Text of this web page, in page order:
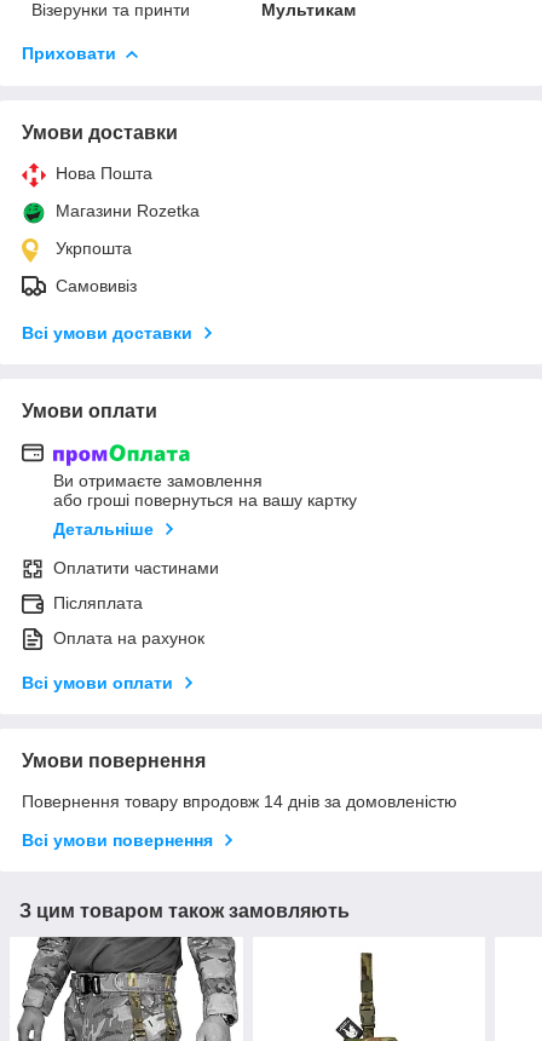
Візерунки та принти
Мультикам
Приховати
Умови доставки
Нова Пошта
Магазини Rozetka
Укрпошта
Самовивіз
Всі умови доставки
Умови оплати
Ви отримаєте замовлення
або гроші повернуться на вашу картку
Детальніше
Оплатити частинами
Післяплата
Оплата на рахунок
Всі умови оплати
Умови повернення
Повернення товару впродовж 14 днів за домовленістю
Всі умови повернення
З цим товаром також замовляють